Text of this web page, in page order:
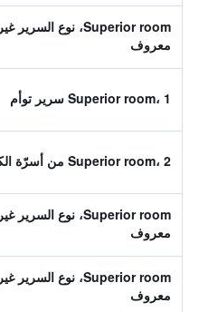
Superior room، نوع السرير غير
معروف
Superior room، 1 سرير توأم
Superior room، 2 من أسرّة الكوين
Superior room، نوع السرير غير
معروف
Superior room، نوع السرير غير
معروف